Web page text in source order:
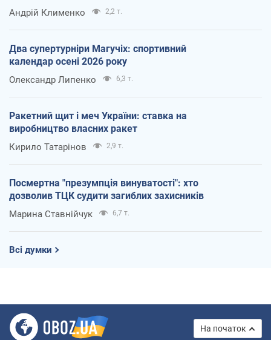
Андрій Клименко 2,2 т.
Два супертурніри Магучіх: спортивний
календар осені 2026 року
Олександр Липенко 6,3 т.
Ракетний щит і меч України: ставка на
виробництво власних ракет
Кирило Татарінов 2,9 т.
Посмертна "презумпція винуватості": хто
дозволив ТЦК судити загиблих захисників
Марина Ставнійчук 6,7 т.
Всі думки
На початок